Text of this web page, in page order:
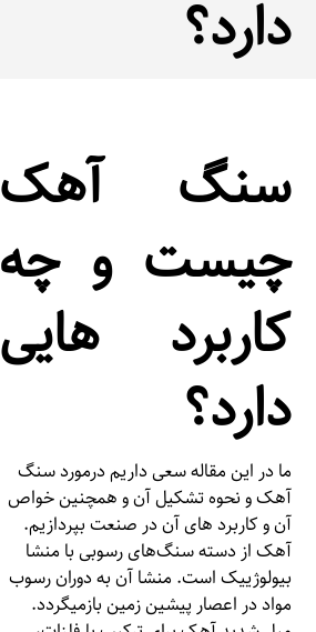
دارد؟
سنگ آهک
چیست و چه
کاربرد هایی
دارد؟
آهک و نحوه تشکیل آن و همچنین خواص
آن و کاربرد های آن در صنعت بپردازیم.
آهک از دسته سنگ‌های رسوبی با منشا
بیولوژییک است. منشا آن به دوران رسوب
مواد در اعصار پیشین زمین بازمیگردد.